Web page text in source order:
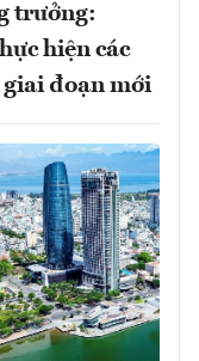
trưởng:
hiện các
đoạn mới